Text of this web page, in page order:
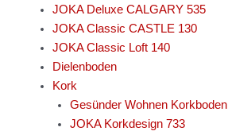
JOKA Deluxe CALGARY 535
JOKA Classic CASTLE 130
JOKA Classic Loft 140
Dielenboden
Kork
Gesünder Wohnen Korkboden
JOKA Korkdesign 733